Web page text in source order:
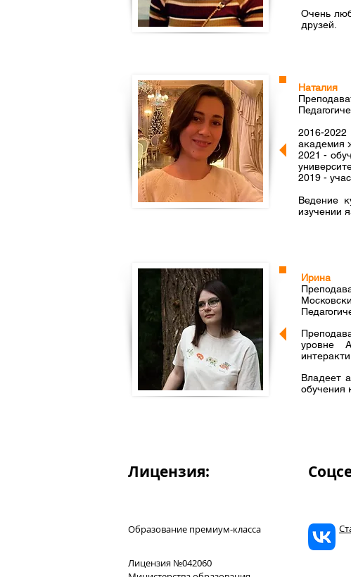
Очень
друзей.
Наталия
2016-
академия
2021 -
2019 -
Ведение
изучении
Ирина
уровне
Владеет
обучения
Лицензия:
Образование премиум-класса
Лицензия №042060